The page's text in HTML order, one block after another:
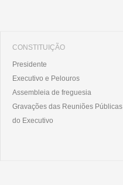
CONSTITUIÇÃO
Presidente
Executivo e Pelouros
Assembleia de freguesia
Gravações das Reuniões Públicas
do Executivo